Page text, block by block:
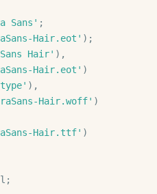
Sans' ;
Hair.eot' );
Hair' ),
Hair.eot'
),
Hair.woff'
Hair.ttf'